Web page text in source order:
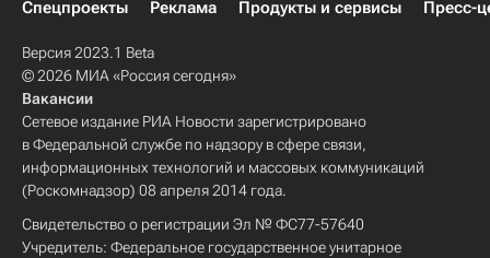
Спецпроекты
Реклама Продукты и сервисы Пресс-
Версия 2023.1 Beta
© 2026 МИА «Россия сегодня»
Вакансии
Сетевое издание РИА Новости зарегистрировано
в Федеральной службе по надзору в сфере связи,
информационных технологий и массовых коммуникаций
(Роскомнадзор) 08 апреля 2014 года.
Свидетельство о регистрации Эл № ФС77-57640
Учредитель: Федеральное государственное унитарное